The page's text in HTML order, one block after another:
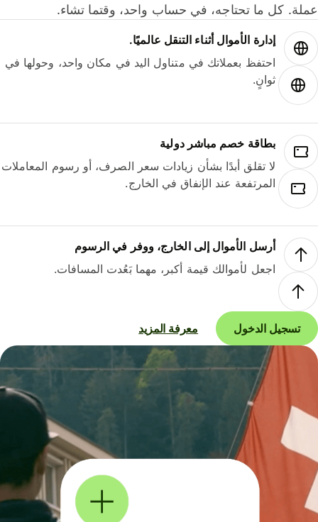
كل ما تحتاجه، في حساب واحد، وقتما تشاء.
إدارة الأموال أثناء التنقل عالميًا.
احتفظ بعملاتك في متناول اليد في مكان واحد، وحولها في
ثوانٍ.
بطاقة خصم مباشر دولية
لا تقلق أبدًا بشأن زيادات سعر الصرف، أو رسوم المعاملات
المرتفعة عند الإنفاق في الخارج.
أرسل الأموال إلى الخارج، ووفر في الرسوم
اجعل لأموالك قيمة أكبر، مهما بَعُدت المسافات.
تسجيل الدخول معرفة المزيد